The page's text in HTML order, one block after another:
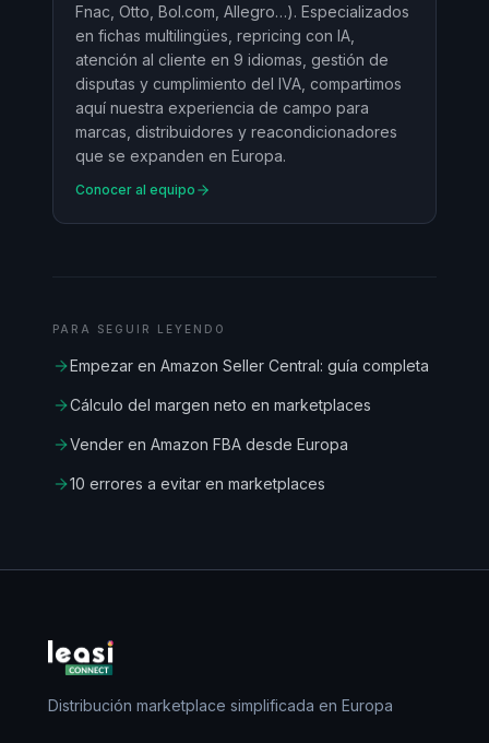
Fnac, Otto, Bol.com, Allegro…). Especializados
en fichas multilingües, repricing con IA,
atención al cliente en 9 idiomas, gestión de
disputas y cumplimiento del IVA, compartimos
aquí nuestra experiencia de campo para
marcas, distribuidores y reacondicionadores
que se expanden en Europa.
Conocer al equipo
PARA SEGUIR LEYENDO
Empezar en Amazon Seller Central: guía completa
Cálculo del margen neto en marketplaces
Vender en Amazon FBA desde Europa
10 errores a evitar en marketplaces
Distribución marketplace simplificada en Europa